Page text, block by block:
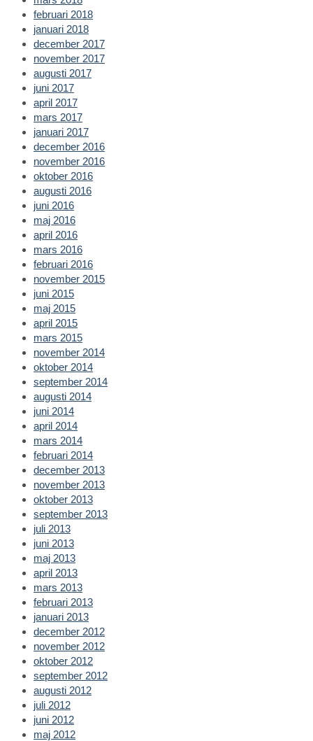
februari 2018
januari 2018
december 2017
november 2017
augusti 2017
juni 2017
april 2017
mars 2017
januari 2017
december 2016
november 2016
oktober 2016
augusti 2016
juni 2016
maj 2016
april 2016
mars 2016
februari 2016
november 2015
juni 2015
maj 2015
april 2015
mars 2015
november 2014
oktober 2014
september 2014
augusti 2014
juni 2014
april 2014
mars 2014
februari 2014
december 2013
november 2013
oktober 2013
september 2013
juli 2013
juni 2013
maj 2013
april 2013
mars 2013
februari 2013
januari 2013
december 2012
november 2012
oktober 2012
september 2012
augusti 2012
juli 2012
juni 2012
maj 2012